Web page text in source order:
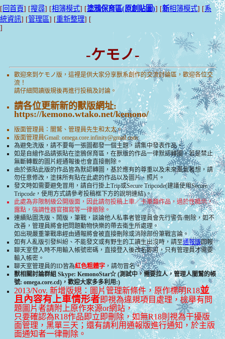
[ 回首頁] [搜尋] [相簿模式] [塗鴉保育區(原創貼圖)] [新相簿模式] [系
統資訊] [管理區] [重新整理] [
]
-ケモノ-
歡迎來到ケモノ版，這裡是供大家分享獸系創作的交流討論區，歡迎各位交
流！
請仔細閱讀版規後再進行投稿及討論。
請各位更新新的獸版網址:
https://kemono.wtako.net/kemono/
版面管理員：闇鷲、管理員先生和太太。
版面管理員Gmail: omega.core.infinity@gmail.com
為避免洗版，請不要每一張圖都發一個主題，請集中發表作品。
如是自繪作品請張貼在塗鴉保育區，在獸版的作品一律默認轉圖，若是禁止
無斷轉載的圖片經通報後也會直接刪除。
由於張貼此版的作品皆為默認轉圖，基於應有的尊重以及未來風氣著想，請
勿任意修改，塗抹所有貼在此處的作品以及圖片、照片。
發文時如需要避免冒用，請自行掛上Trip或Secure Tripcode(建議使用Secure
Tripcode，使用方式請參考投稿框下方的說明連結)。
此處為非限制級公開版面，因此請勿投稿上車／卡車類作品，過於性暗示，
露點，強調性器官描寫等一律撤除。
連續貼圖洗版、鬧版，筆戰，談論他人私事者管理員會先行警告/刪除，如不
改善，管理員將會把問題動物快樂的帶去衛生所處理。
如出現嚴重筆戰串經由通報將會被直接刪除或消除部份筆戰言論。
如有人亂版引發糾紛、不能發文或有野生的工讀生出沒時，請至通報版回報
聊天室登入時不用輸入帳號密碼，直接登入後改名即可，只有管理員才需要
輸入帳密。
聊天室管理員的ID皆為紅色粗體字 ，請勿冒名。
獸相關討論群組 Skype: KemonoStar☆ (測試中，需要拉人，管理人闇鷲的帳
號: omega.core.cd)，歡迎大家多多利用:)
2013/Nov. 新增版規：圖片管理新條件，原作標明R18並
且內容有上車情形者即視為違規項目處理，檢舉有問
題圖片者請附上原作來源or網站，
只要確認為R18作品即立即刪除，如無R18則視為干擾版
面管理，黑單三天；還有請利用通報版進行通知，於主版
面通知者一律刪除。